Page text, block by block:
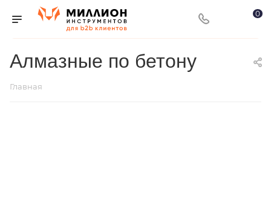
0
Алмазные по бетону
Главная